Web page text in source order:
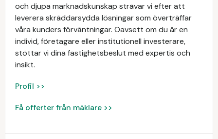
och djupa marknadskunskap strävar vi efter att
leverera skräddarsydda lösningar som överträffar
våra kunders förväntningar. Oavsett om du är en
individ, företagare eller institutionell investerare,
stöttar vi dina fastighetsbeslut med expertis och
insikt.
Profil >>
Få offerter från mäklare >>